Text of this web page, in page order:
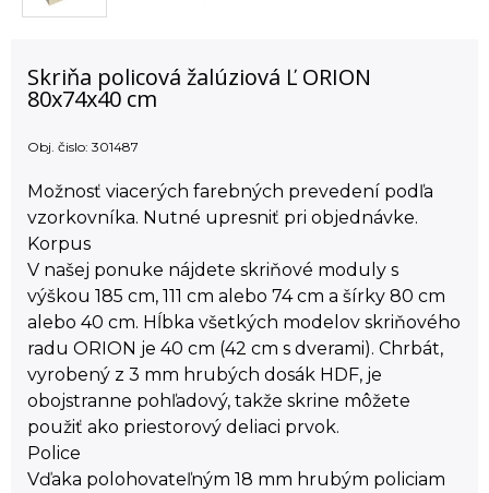
Skriňa policová žalúziová Ľ ORION
80x74x40 cm
Obj. čislo: 301487
Možnosť viacerých farebných prevedení podľa
vzorkovníka. Nutné upresniť pri objednávke.
Korpus
V našej ponuke nájdete skriňové moduly s
výškou 185 cm, 111 cm alebo 74 cm a šírky 80 cm
alebo 40 cm. Hĺbka všetkých modelov skriňového
radu ORION je 40 cm (42 cm s dverami). Chrbát,
vyrobený z 3 mm hrubých dosák HDF, je
obojstranne pohľadový, takže skrine môžete
použiť ako priestorový deliaci prvok.
Police
Vďaka polohovateľným 18 mm hrubým policiam